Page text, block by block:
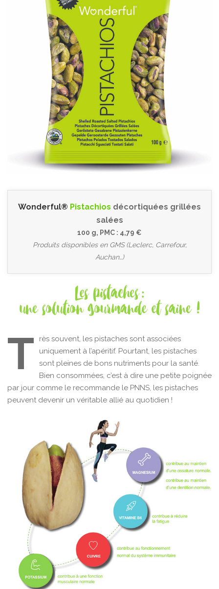
Wonderful® Pistachios décortiquées grillées
salées
100 g, PMC : 4,79 €
Produits disponibles en GMS (Leclerc, Carrefour,
Auchan…)
T
rès souvent, les pistaches sont associées
uniquement à l’apéritif. Pourtant, les pistaches
sont pleines de bons nutriments pour la santé.
Bien consommées, c’est à dire une petite poignée
par jour comme le recommande le PNNS, les pistaches
peuvent devenir un véritable allié au quotidien !